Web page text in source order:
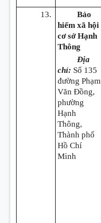
13.
Bảo
hiểm xã hội
cơ sở Hạnh
Thông
Địa
chỉ: Số 135
đường Phạm
Văn Đồng,
phường
Hạnh
Thông,
Thành phố
Hồ Chí
Minh